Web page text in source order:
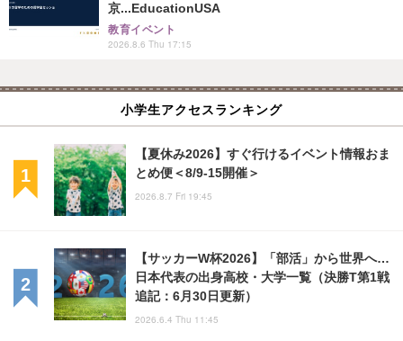
京...EducationUSA
教育イベント
2026.8.6 Thu 17:15
小学生アクセスランキング
【夏休み2026】すぐ行けるイベント情報おま
とめ便＜8/9-15開催＞
2026.8.7 Fri 19:45
【サッカーW杯2026】「部活」から世界へ…
日本代表の出身高校・大学一覧（決勝T第1戦
追記：6月30日更新）
2026.6.4 Thu 11:45